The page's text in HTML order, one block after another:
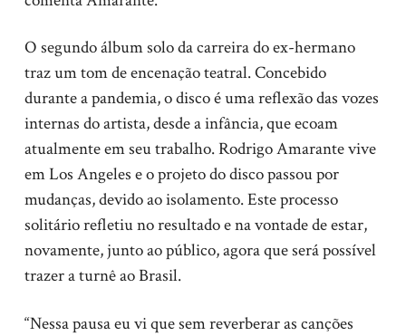
O segundo álbum solo da carreira do ex-hermano
traz um tom de encenação teatral. Concebido
durante a pandemia, o disco é uma reflexão das vozes
internas do artista, desde a infância, que ecoam
atualmente em seu trabalho. Rodrigo Amarante vive
em Los Angeles e o projeto do disco passou por
mudanças, devido ao isolamento. Este processo
solitário refletiu no resultado e na vontade de estar,
novamente, junto ao público, agora que será possível
trazer a turnê ao Brasil.
“Nessa pausa eu vi que sem reverberar as canções